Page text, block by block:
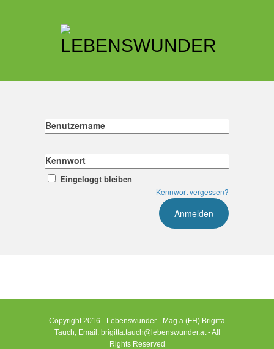
Benutzername
Kennwort
Eingeloggt bleiben
Kennwort vergessen?
Copyright 2016 - Lebenswunder - Mag.a (FH) Brigitta
Tauch, Email: brigitta.tauch@lebenswunder.at - All
Rights Reserved